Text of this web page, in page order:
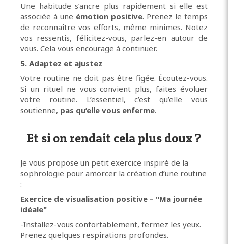
Une habitude s’ancre plus rapidement si elle est
associée à une émotion positive. Prenez le temps
de reconnaître vos efforts, même minimes. Notez
vos ressentis, félicitez-vous, parlez-en autour de
vous. Cela vous encourage à continuer.
5. Adaptez et ajustez
Votre routine ne doit pas être figée. Écoutez-vous.
Si un rituel ne vous convient plus, faites évoluer
votre routine. L’essentiel, c’est qu’elle vous
soutienne, pas qu’elle vous enferme.
Et si on rendait cela plus doux ?
Je vous propose un petit exercice inspiré de la
sophrologie pour amorcer la création d’une routine
:
Exercice de visualisation positive – "Ma journée
idéale"
-Installez-vous confortablement, fermez les yeux.
Prenez quelques respirations profondes.